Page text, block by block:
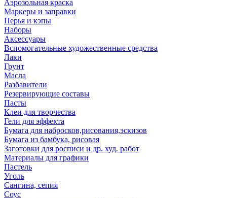
Аэрозольная краска
Маркеры и заправки
Перья и кэпы
Наборы
Аксессуары
Вспомогательные художественные средства
Лаки
Грунт
Масла
Разбавители
Резервирующие составы
Пасты
Клеи для творчества
Гели для эффекта
Бумага для набросков,рисования,эскизов
Бумага из бамбука, рисовая
Заготовки для росписи и др. худ. работ
Материалы для графики
Пастель
Уголь
Сангина, сепия
Соус